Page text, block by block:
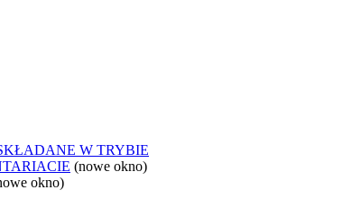
W TRYBIE
(nowe okno)
okno)